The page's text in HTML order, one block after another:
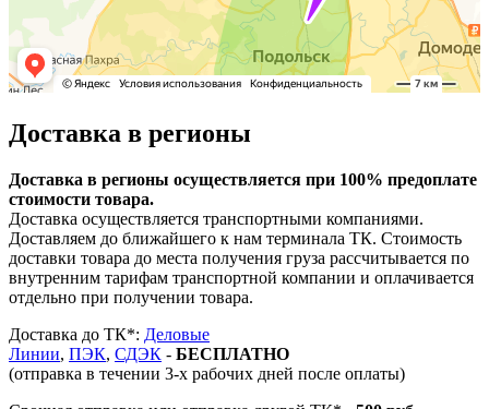
Доставка в регионы
Доставка в регионы осуществляется при 100% предоплате
стоимости товара.
Доставка осуществляется транспортными компаниями.
Доставляем до ближайшего к нам терминала ТК. Стоимость
доставки товара до места получения груза рассчитывается по
внутренним тарифам транспортной компании и оплачивается
отдельно при получении товара.
Доставка до ТК*: Деловые
Линии, ПЭК, СДЭК - БЕСПЛАТНО
(отправка в течении 3-х рабочих дней после оплаты)